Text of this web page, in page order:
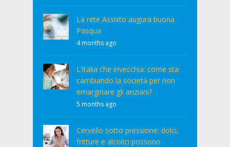
La rete Assixto augura buona
Pasqua
4 months ago
L’Italia che invecchia: come sta
cambiando la società per non
emarginare gli anziani?
5 months ago
Cervello sotto pressione: dolci,
fritture e alcolici possono